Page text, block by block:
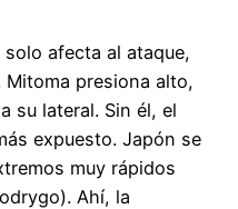
afecta al ataque,
presiona alto,
su lateral. Sin él, el
expuesto. Japón se
muy rápidos
Ahí, la